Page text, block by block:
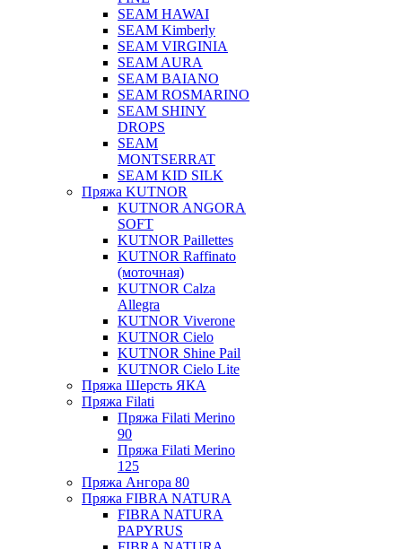
SEAM HAWAI
SEAM Kimberly
SEAM VIRGINIA
SEAM AURA
SEAM BAIANO
SEAM ROSMARINO
SEAM SHINY
DROPS
SEAM
MONTSERRAT
SEAM KID SILK
Пряжа KUTNOR
KUTNOR ANGORA
SOFT
KUTNOR Paillettes
KUTNOR Raffinato
(моточная)
KUTNOR Calza
Allegra
KUTNOR Viverone
KUTNOR Cielo
KUTNOR Shine Pail
KUTNOR Cielo Lite
Пряжа Шерсть ЯКА
Пряжа Filati
Пряжа Filati Merino
90
Пряжа Filati Merino
125
Пряжа Ангора 80
Пряжа FIBRA NATURA
FIBRA NATURA
PAPYRUS